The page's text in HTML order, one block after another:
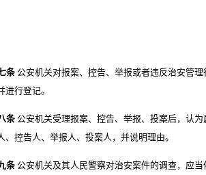
条 公安机关对报案、控告、举报或者违反治安管
进行登记。
条 公安机关受理报案、控告、举报、投案后，认
、控告人、举报人、投案人，并说明理由。
条 公安机关及其人民警察对治安案件的调查，应